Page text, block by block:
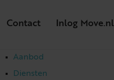
Contact Inlog Move.nl
Aanbod
Diensten